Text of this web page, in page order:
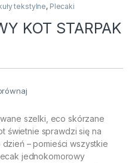
tekstylne, Plecaki
KOT STARPAK
szelki, eco skórzane
świetnie sprawdzi się na
– pomieści wszystkie
jednokomorowy